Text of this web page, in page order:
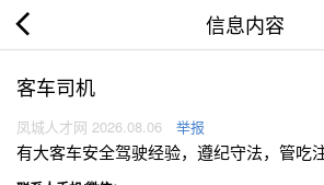
信息内容
客车司机
凤城人才网 2026.08.06 举报
有大客车安全驾驶经验，遵纪守法，管吃